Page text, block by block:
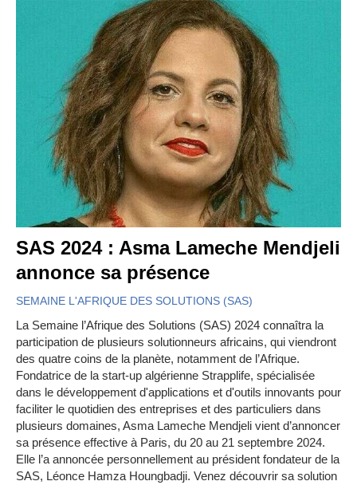
SAS 2024 : Asma Lameche Mendjeli
annonce sa présence
SEMAINE L'AFRIQUE DES SOLUTIONS (SAS)
La Semaine l’Afrique des Solutions (SAS) 2024 connaîtra la
participation de plusieurs solutionneurs africains, qui viendront
des quatre coins de la planète, notamment de l’Afrique.
Fondatrice de la start-up algérienne Strapplife, spécialisée
dans le développement d'applications et d'outils innovants pour
faciliter le quotidien des entreprises et des particuliers dans
plusieurs domaines, Asma Lameche Mendjeli vient d’annoncer
sa présence effective à Paris, du 20 au 21 septembre 2024.
Elle l’a annoncée personnellement au président fondateur de la
SAS, Léonce Hamza Houngbadji. Venez découvrir sa solution